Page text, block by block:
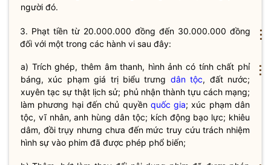
người đó.
3. Phạt tiền từ 20.000.000 đồng đến 30.000.000 đồng
đối với một trong các hành vi sau đây:
a) Trích ghép, thêm âm thanh, hình ảnh có tính chất phỉ
báng, xúc phạm giá trị biểu trưng dân tộc, đất nước;
xuyên tạc sự thật lịch sử; phủ nhận thành tựu cách mạng;
làm phương hại đến chủ quyền quốc gia; xúc phạmdân
tộc, vĩ nhân, anh hùngdân tộc; kích động bạo lực; khiêu
dâm, đồi trụy nhưng chưa đến mức truy cứu trách nhiệm
hình sự vào phim đã được phép phổ biến;
⋮
⋮